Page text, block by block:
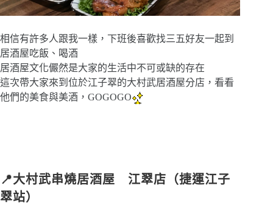
相信有許多人跟我一樣，下班後喜歡找三五好友一起到
居酒屋吃飯、喝酒
居酒屋文化儼然是大家的生活中不可或缺的存在
這次帶大家來到位於江子翠的大村武居酒屋分店，看看
他們的美食與美酒，GOGOGO
📍大村武串燒居酒屋 江翠店（捷運江子
翠站）